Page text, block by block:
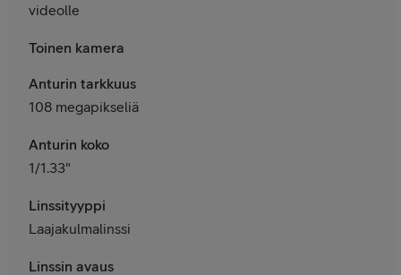
videolle
Toinen kamera
Anturin tarkkuus
108 megapikseliä
Anturin koko
1/1.33"
Linssityyppi
Laajakulmalinssi
Linssin avaus